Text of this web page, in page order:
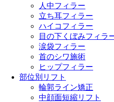
人中フィラー
立ち耳フィラー
ハイコフィラー
目の下くぼみフィラ
涙袋フィラー
首のシワ施術
ヒップフィラー
部位別リフト
輪郭ライン矯正
中顔面短縮リフト